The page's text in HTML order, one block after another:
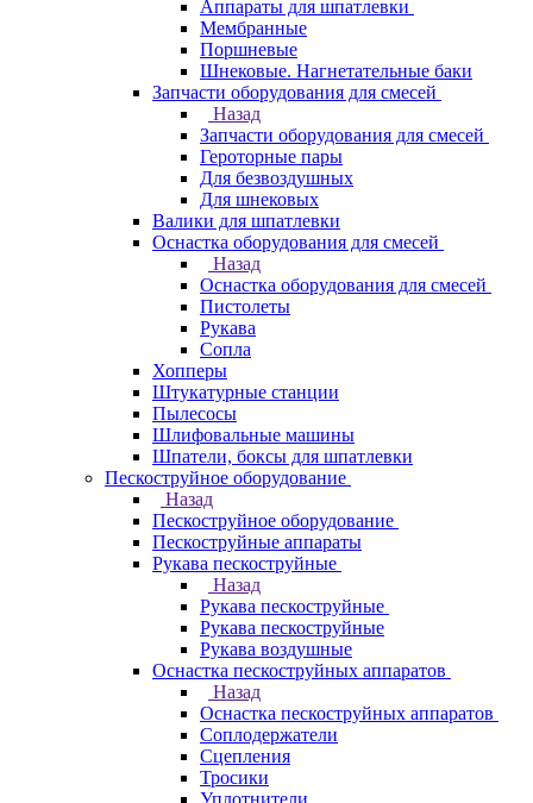
Аппараты для шпатлевки
Мембранные
Поршневые
Шнековые. Нагнетательные баки
Запчасти оборудования для смесей
Назад
Запчасти оборудования для смесей
Героторные пары
Для безвоздушных
Для шнековых
Валики для шпатлевки
Оснастка оборудования для смесей
Назад
Оснастка оборудования для смесей
Пистолеты
Рукава
Сопла
Хопперы
Штукатурные станции
Пылесосы
Шлифовальные машины
Шпатели, боксы для шпатлевки
Пескоструйное оборудование
Назад
Пескоструйное оборудование
Пескоструйные аппараты
Рукава пескоструйные
Назад
Рукава пескоструйные
Рукава пескоструйные
Рукава воздушные
Оснастка пескоструйных аппаратов
Назад
Оснастка пескоструйных аппаратов
Соплодержатели
Сцепления
Тросики
Уплотнители